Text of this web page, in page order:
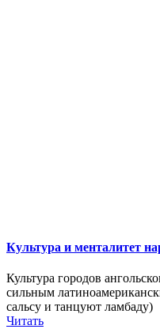
Культура и менталитет
Культура городов
сильным
сальсу и танцуют ламбаду)
Читать